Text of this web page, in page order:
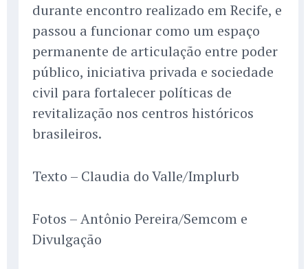
durante encontro realizado em Recife, e
passou a funcionar como um espaço
permanente de articulação entre poder
público, iniciativa privada e sociedade
civil para fortalecer políticas de
revitalização nos centros históricos
brasileiros.
Texto – Claudia do Valle/Implurb
Fotos – Antônio Pereira/Semcom e
Divulgação